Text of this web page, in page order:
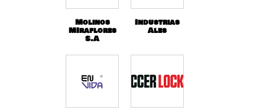
Molinos
MIraflores
S.A
Industrias
Ales